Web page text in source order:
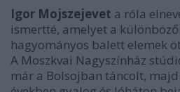
Igor Mojszejevet a róla
ismertté, amelyet a
hagyományos balett elemek
A Moszkvai Nagyszínház
már a Bolsojban táncolt,